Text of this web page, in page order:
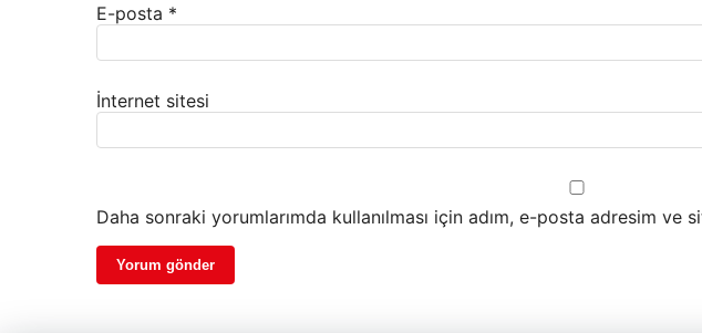
E-posta *
İnternet sitesi
Daha sonraki yorumlarımda kullanılması için adım, e-posta adresim ve